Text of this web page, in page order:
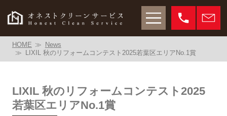
HOME
News
LIXIL 秋のリフォームコンテスト2025若葉区エリアNo.1賞
LIXIL 秋のリフォームコンテスト2025
若葉区エリアNo.1賞